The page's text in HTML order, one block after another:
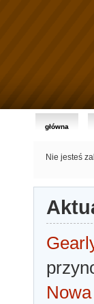
główna
Nie jesteś